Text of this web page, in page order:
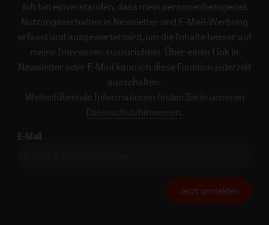
Ich bin einverstanden, dass mein personenbezogenes
Nutzungsverhalten in Newsletter und E-Mail-Werbung
erfasst und ausgewertet wird, um die Inhalte besser auf
meine Interessen auszurichten. Über einen Link in
Newsletter oder E-Mail kann ich diese Funktion jederzeit
ausschalten.
Weiterführende Informationen finden Sie in unseren
Datenschutzhinweisen .
E-Mail
Jetzt anmelden